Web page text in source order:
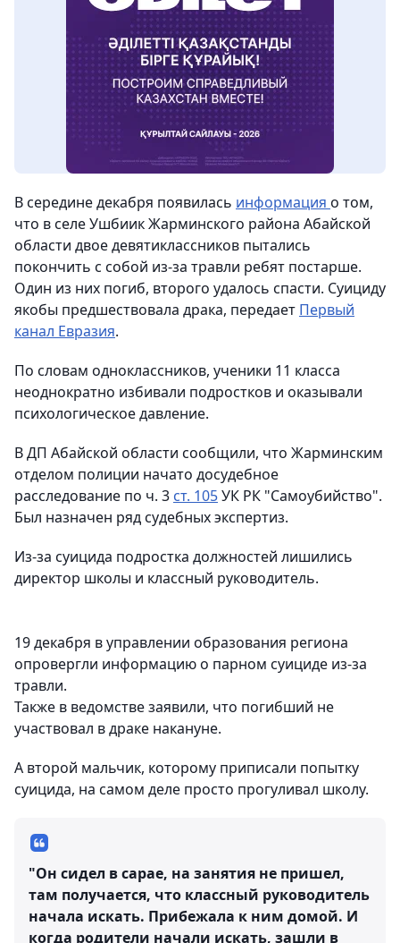
В середине декабря появилась информация о том,
что в селе Ушбиик Жарминского района Абайской
области двое девятиклассников пытались
покончить с собой из-за травли ребят постарше.
Один из них погиб, второго удалось спасти. Суициду
якобы предшествовала драка, передает Первый
канал Евразия.
По словам одноклассников, ученики 11 класса
неоднократно избивали подростков и оказывали
психологическое давление.
В ДП Абайской области сообщили, что Жарминским
отделом полиции начато досудебное
расследование по ч. 3 ст. 105УК РК "Самоубийство".
Был назначен ряд судебных экспертиз.
Из-за суицида подростка должностей лишились
директор школы и классный руководитель.
19 декабря в управлении образования региона
опровергли информацию о парном суициде из-за
травли.
Также в ведомстве заявили, что погибший не
участвовал в драке накануне.
А второй мальчик, которому приписали попытку
суицида, на самом деле просто прогуливал школу.
"Он сидел в сарае, на занятия не пришел,
там получается, что классный руководитель
начала искать. Прибежала к ним домой. И
когда родители начали искать, зашли в